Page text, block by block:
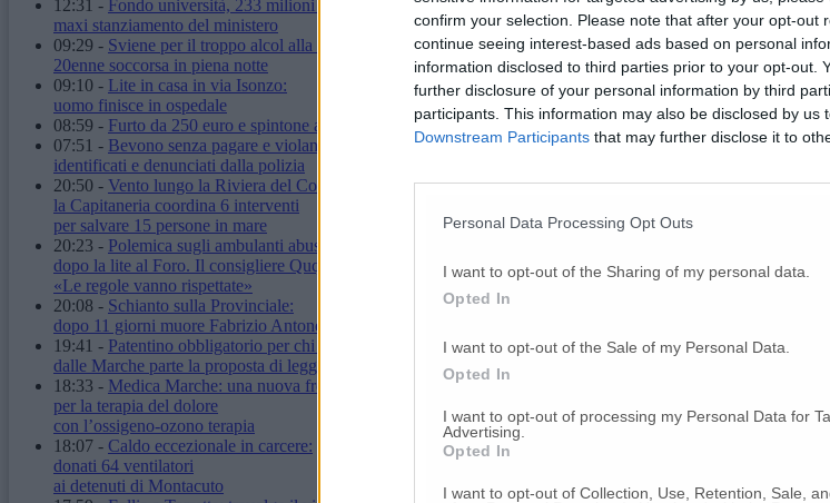
confirm your selection. Please note that after your opt-out
continue seeing interest-based ads based on personal
information disclosed to third parties prior to your opt-out.
further disclosure of your personal information by third
participants. This information may also be disclosed by us
Downstream Participants that may further disclose it to
Personal Data Processing Opt Outs
I want to opt-out of the Sharing of my personal data.
Opted In
I want to opt-out of the Sale of my Personal Data.
Opted In
I want to opt-out of processing my Personal Data for
Advertising.
Opted In
I want to opt-out of Collection, Use, Retention, Sale,
12:31 - Fondo università, 233 milioni alle Marche:
maxi stanziamento del ministero
09:29 - Sviene per il troppo alcol alla stazione:
20enne soccorsa in piena notte
09:10 - Lite in casa in via Isonzo:
uomo finisce in ospedale
08:59 - Furto da 250 euro e spintone al vigilante: carabinieri arrestano i due ladri
07:51 - Bevono senza pagare e violano il daspo urbano:
identificati e denunciati dalla polizia
20:50 - Vento lungo la Riviera del Conero:
la Capitaneria coordina 6 interventi
per salvare 15 persone in mare
20:23 - Polemica sugli ambulanti abusivi
dopo la lite al Foro. Il consigliere Quqqass:
«Le regole vanno rispettate»
20:08 - Schianto sulla Provinciale:
dopo 11 giorni muore Fabrizio Antonelli
19:41 - Patentino obbligatorio per chi ha un cane:
dalle Marche parte la proposta di legge
18:33 - Medica Marche: una nuova frontiera
per la terapia del dolore
con l’ossigeno-ozono terapia
18:07 - Caldo eccezionale in carcere:
donati 64 ventilatori
ai detenuti di Montacuto